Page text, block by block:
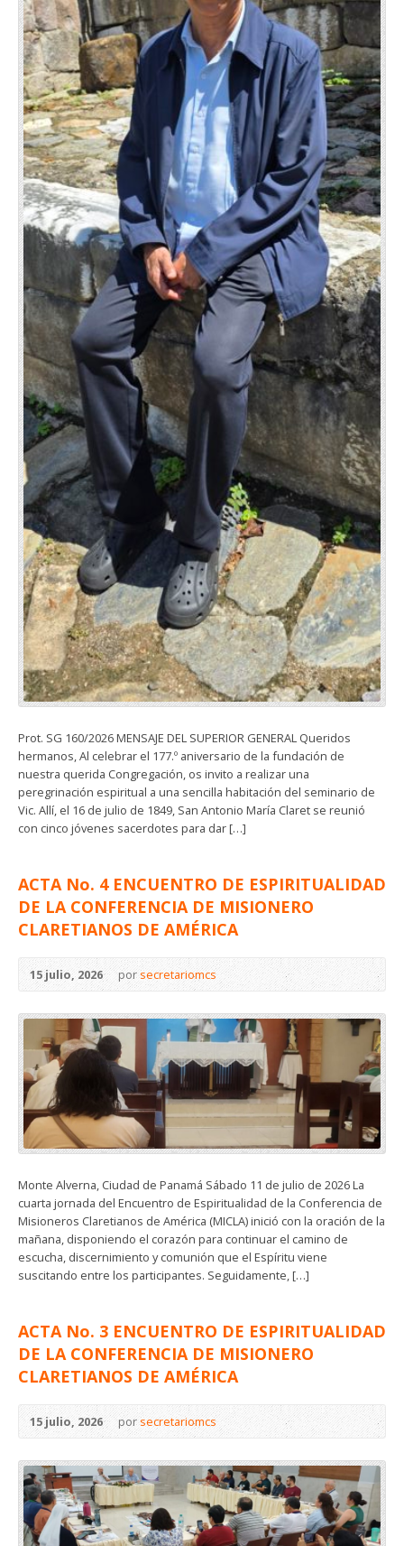
Prot. SG 160/2026 MENSAJE DEL SUPERIOR GENERAL Queridos
hermanos, Al celebrar el 177.º aniversario de la fundación de
nuestra querida Congregación, os invito a realizar una
peregrinación espiritual a una sencilla habitación del seminario de
Vic. Allí, el 16 de julio de 1849, San Antonio María Claret se reunió
con cinco jóvenes sacerdotes para dar […]
ACTA No. 4 ENCUENTRO DE ESPIRITUALIDAD
DE LA CONFERENCIA DE MISIONERO
CLARETIANOS DE AMÉRICA
15 julio, 2026 por secretariomcs
Monte Alverna, Ciudad de Panamá Sábado 11 de julio de 2026 La
cuarta jornada del Encuentro de Espiritualidad de la Conferencia de
Misioneros Claretianos de América (MICLA) inició con la oración de la
mañana, disponiendo el corazón para continuar el camino de
escucha, discernimiento y comunión que el Espíritu viene
suscitando entre los participantes. Seguidamente, […]
ACTA No. 3 ENCUENTRO DE ESPIRITUALIDAD
DE LA CONFERENCIA DE MISIONERO
CLARETIANOS DE AMÉRICA
15 julio, 2026 por secretariomcs